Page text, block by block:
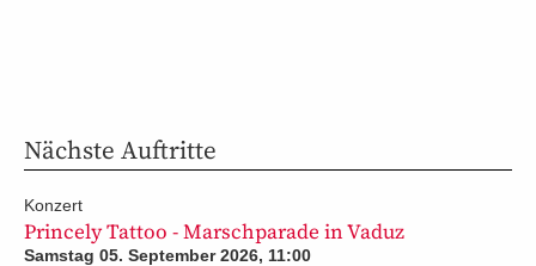
Nächste Auftritte
Konzert
Princely Tattoo - Marschparade in Vaduz
Samstag 05. September 2026, 11:00